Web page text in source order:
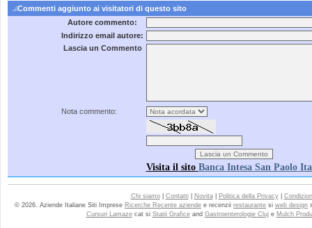
Commenti aggiunto ai visitatori di questo sito
Autore commento:
Indirizzo email autore:
Lascia un Commento
Nota commento:
Visita il sito Banca Intesa San Paolo
Chi siamo| Contatti| Novita| Politica della Privacy|
© 2026. Aziende Italiane Siti Imprese Ricerche Recente aziende e recenzii restaurante si web design
Cursuri Lamazecat si Statii Graficeand Gastroenterologie Cluje Mulch